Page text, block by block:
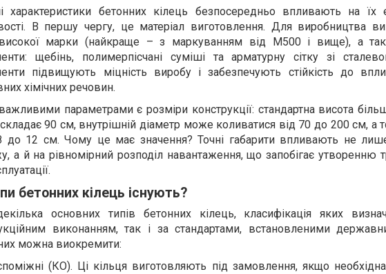
характеристики бетонних кілець безпосередньо впливають на їх
В першу чергу, це матеріал виготовлення. Для виробництва
марки (найкраще – з маркуванням від М500 і вище), а
щебінь, полимерпісчані суміші та арматурну сітку зі
підвищують міцність виробу і забезпечують стійкість до
хімічних речовин.
параметрами є розміри конструкції: стандартна висота
90 см, внутрішній діаметр може коливатися від 70 до 200 см, а
до 12 см. Чому це має значення? Точні габарити впливають не лише
а й на рівномірний розподіл навантаження, що запобігає утворенню
бетонних кілець існують?
основних типів бетонних кілець, класифікація яких
виконанням, так і за стандартами, встановленими
можна виокремити:
(КО). Ці кільця виготовляють під замовлення, якщо